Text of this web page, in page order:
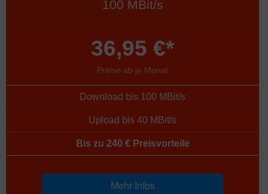
100 MBit/s
36,95 €*
Preise ab je Monat
Download bis 100 MBit/s
Upload bis 40 MBit/s
Bis zu 240 € Preisvorteile
Mehr Infos